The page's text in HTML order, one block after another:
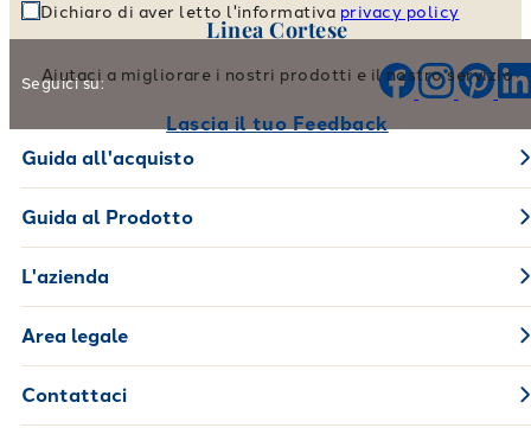
Linea Cortese
Aiutaci a migliorare i nostri prodotti e il nostro servizio
Lascia il tuo Feedback
Dichiaro di aver letto l'informativa privacy policy
Seguici su:
Guida all'acquisto
Guida al Prodotto
L'azienda
Area legale
Contattaci